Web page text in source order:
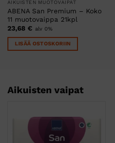
AIKUISTEN MUOTOVAIPAT
ABENA San Premium – Koko
11 muotovaippa 21kpl
23,68 € alv 0%
LISÄÄ OSTOSKORIIN
Aikuisten vaipat